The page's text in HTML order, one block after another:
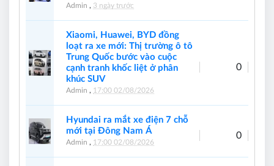
Admin , 3 ngày trước
Xiaomi, Huawei, BYD đồng
loạt ra xe mới: Thị trường ô tô
Trung Quốc bước vào cuộc
cạnh tranh khốc liệt ở phân
khúc SUV
Admin , 17:00 02/08/2026
0
Hyundai ra mắt xe điện 7 chỗ
mới tại Đông Nam Á
Admin , 17:00 02/08/2026
0